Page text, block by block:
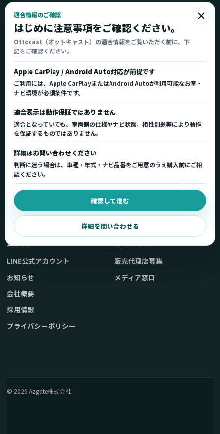
×
適合情報のご確認
はじめに注意事項をご確認ください。
Ottocast（オットキャスト）の適合情報をご覧いただく前に、下
記をご確認ください。
Apple CarPlay / Android Auto対応が前提です
ご利用には、Apple CarPlayまたはAndroid Autoが利用可能なお車・
ナビ環境が必須条件です。
適合表示は動作保証ではありません
適合となっていても、車両側の仕様やナビ状態、相性問題等により動作
を保証するものではありません。
詳細はお問い合わせください
判断に迷う場合は、車種・年式・ナビ品番をご用意のうえ購入前にご相
談ください。
確認して進む
詳細を問い合わせる
Ottocast
オットキャスト
Ottocast正規販売代理店 Azgate株式会社
Ottocast（オットキャスト）の製品情報、車種適
合、サポート情報を日本国内向けに整理してご案内し
ます。
正規販売代理店 車種適合情報 国内サポート窓口
製品を探す
製品一覧
車種適合を確認
用途から製品を選ぶ
取扱店舗・購入先
弊社販売ストアへ
Q&A・症状別サポート
起動不良復旧サービス
公式情報
LINE公式アカウント
お知らせ
会社概要
採用情報
プライバシーポリシー
販売代理店募集
メディア窓口
© 2026 Azgate株式会社